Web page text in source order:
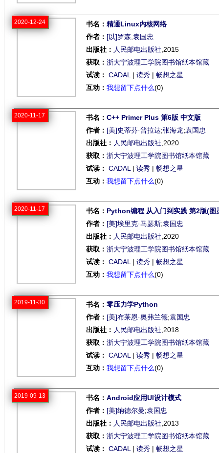
2020-12-24 书名： 精通Linux内核网络
作者： [以]罗森;袁国忠
出版社： 人民邮电出版社 ,2015
获取： 浙大宁波理工学院图书馆纸本馆藏
试读： CADAL | 读秀 | 畅想之星
互动： 我想留下点什么(0)
2020-11-17 书名： C++ Primer Plus 第6版 中文版
作者： [美]史蒂芬·普拉达;张海龙;袁国忠
出版社： 人民邮电出版社 ,2020
获取： 浙大宁波理工学院图书馆纸本馆藏
试读： CADAL | 读秀 | 畅想之星
互动： 我想留下点什么(0)
2020-11-17 书名： Python编程 从入门到实践 第2版(图
作者： [美]埃里克·马瑟斯;袁国忠
出版社： 人民邮电出版社 ,2020
获取： 浙大宁波理工学院图书馆纸本馆藏
试读： CADAL | 读秀 | 畅想之星
互动： 我想留下点什么(0)
2019-11-30 书名： 零压力学Python
作者： [美]布莱恩·奥弗兰德;袁国忠
出版社： 人民邮电出版社 ,2018
获取： 浙大宁波理工学院图书馆纸本馆藏
试读： CADAL | 读秀 | 畅想之星
互动： 我想留下点什么(0)
2019-09-13 书名： Android应用UI设计模式
作者： [美]纳德尔曼;袁国忠
出版社： 人民邮电出版社 ,2013
获取： 浙大宁波理工学院图书馆纸本馆藏
试读： CADAL | 读秀 | 畅想之星